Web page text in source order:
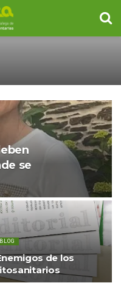
se
BLOG
de los